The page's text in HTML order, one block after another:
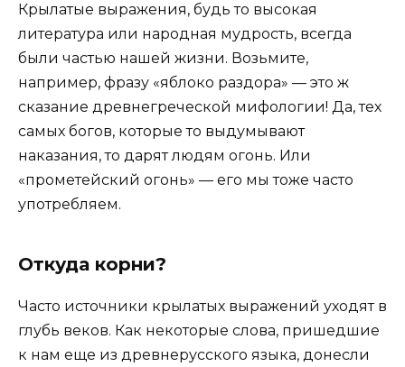
Крылатые выражения, будь то высокая
литература или народная мудрость, всегда
были частью нашей жизни. Возьмите,
например, фразу «яблоко раздора» — это ж
сказание древнегреческой мифологии! Да, тех
самых богов, которые то выдумывают
наказания, то дарят людям огонь. Или
«прометейский огонь» — его мы тоже часто
употребляем.
Откуда корни?
Часто источники крылатых выражений уходят в
глубь веков. Как некоторые слова, пришедшие
к нам еще из древнерусского языка, донесли